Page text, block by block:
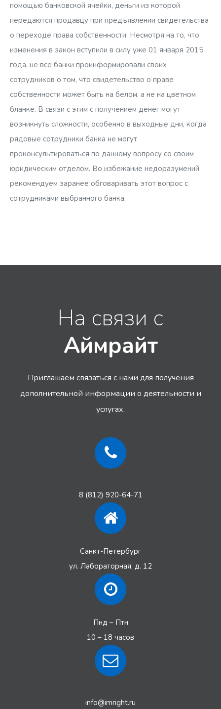
помощью банковской ячейки, деньги из которой
передаются продавцу при предъявлении свидетельства
о переходе права собственности. Несмотря на то, что
изменения в закон вступили в силу уже 01 января 2015
года, не все банки проинформировали своих
сотрудников о том, что свидетельство о праве
собственности может быть на белом, а не на цветном
бланке. В связи с этим с получением денег могут
возникнуть сложности, особенно в выходные дни, когда
рядовые сотрудники банка не могут
проконсультироваться по данному вопросу со своим
юридическим отделом. Во избежание недоразумений
рекомендуем заранее обговаривать этот вопрос с
сотрудниками выбранного банка.
На связи с
Аймрайт
Приглашаем связаться с нами для получения
дополнительной информации о деятельности и
услугах.
8 (812) 920-64-71
Санкт-Петербург
ул. Лабораторная, д. 12
Пнд – Птн
10 – 18 часов
info@imright.ru